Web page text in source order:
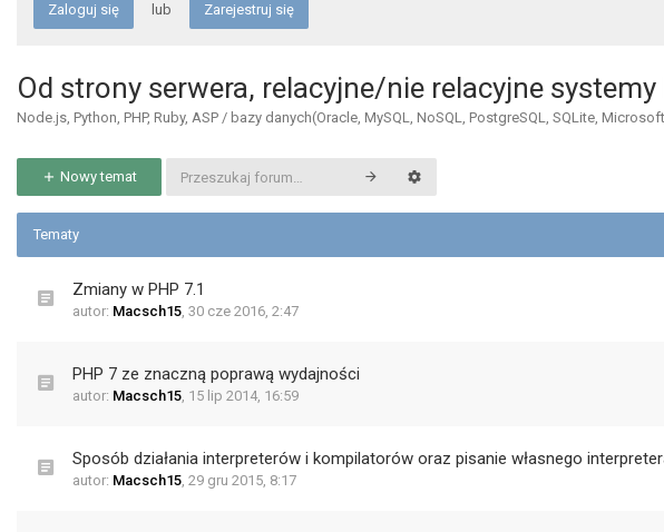
Zaloguj się lub Zarejestruj się
Od strony serwera, relacyjne/nie relacyjne
Node.js, Python, PHP, Ruby, ASP / bazy danych(Oracle, MySQL, NoSQL, PostgreSQL, SQLite,
Nowy temat
Tematy
Zmiany w PHP 7.1
autor: Macsch15, 30 cze 2016, 2:47
PHP 7 ze znaczną poprawą wydajności
autor: Macsch15, 15 lip 2014, 16:59
Sposób działania interpreterów i kompilatorów oraz pisanie własnego
autor: Macsch15, 29 gru 2015, 8:17